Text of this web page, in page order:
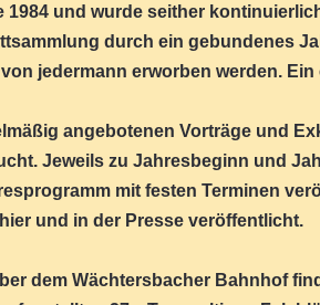
1984 und wurde seither
durch ein gebundenes
jedermann erworben werden.
angebotenen Vorträge und
Jeweils zu Jahresbeginn und
mit festen Terminen
und in der Presse veröffentlicht.
dem Wächtersbacher Bahnhof